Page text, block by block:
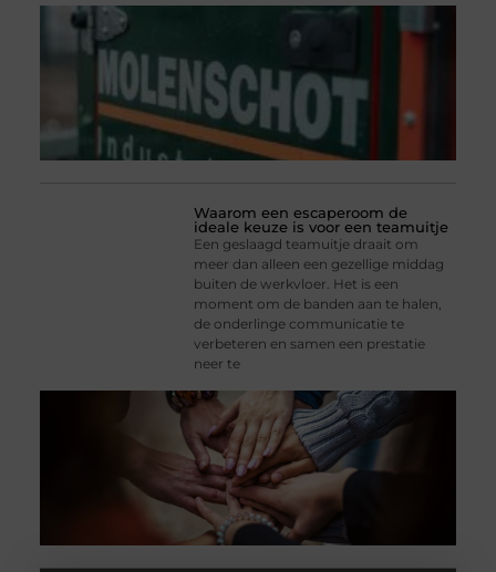
Waarom een escaperoom de
ideale keuze is voor een teamuitje
Een geslaagd teamuitje draait om
meer dan alleen een gezellige middag
buiten de werkvloer. Het is een
moment om de banden aan te halen,
de onderlinge communicatie te
verbeteren en samen een prestatie
neer te